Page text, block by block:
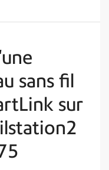
sans fil
sur